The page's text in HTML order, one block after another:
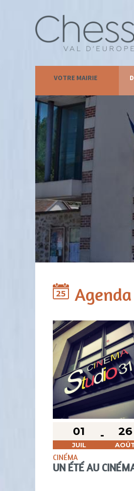
VOTRE MAIRIE
Agenda
01
JUIL
26
CINÉMA
UN ÉTÉ AU